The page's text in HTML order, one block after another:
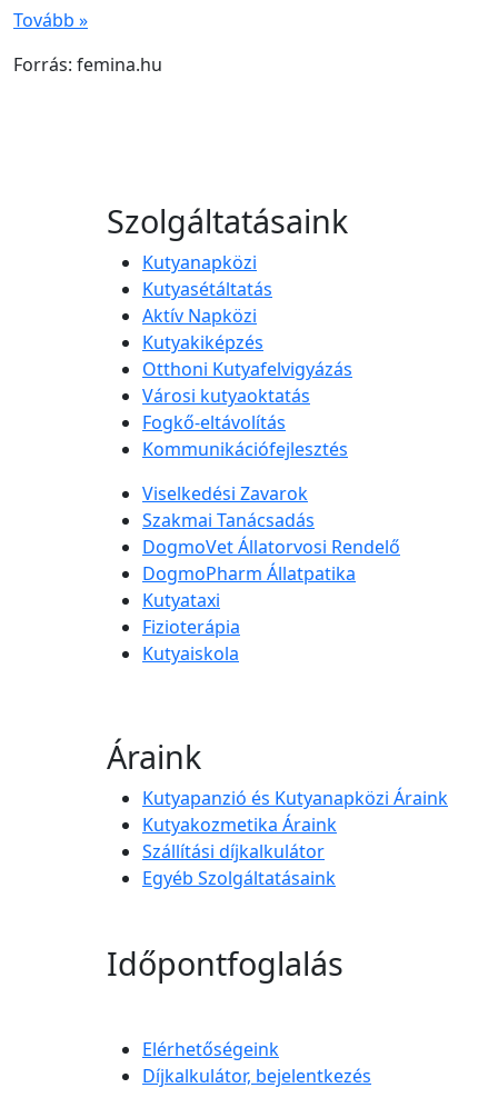
Tovább »
Forrás: femina.hu
Szolgáltatásaink
Kutyanapközi
Kutyasétáltatás
Aktív Napközi
Kutyakiképzés
Otthoni Kutyafelvigyázás
Városi kutyaoktatás
Fogkő-eltávolítás
Kommunikációfejlesztés
Viselkedési Zavarok
Szakmai Tanácsadás
DogmoVet Állatorvosi Rendelő
DogmoPharm Állatpatika
Kutyataxi
Fizioterápia
Kutyaiskola
Áraink
Kutyapanzió és Kutyanapközi Áraink
Kutyakozmetika Áraink
Szállítási díjkalkulátor
Egyéb Szolgáltatásaink
Időpontfoglalás
Elérhetőségeink
Díjkalkulátor, bejelentkezés